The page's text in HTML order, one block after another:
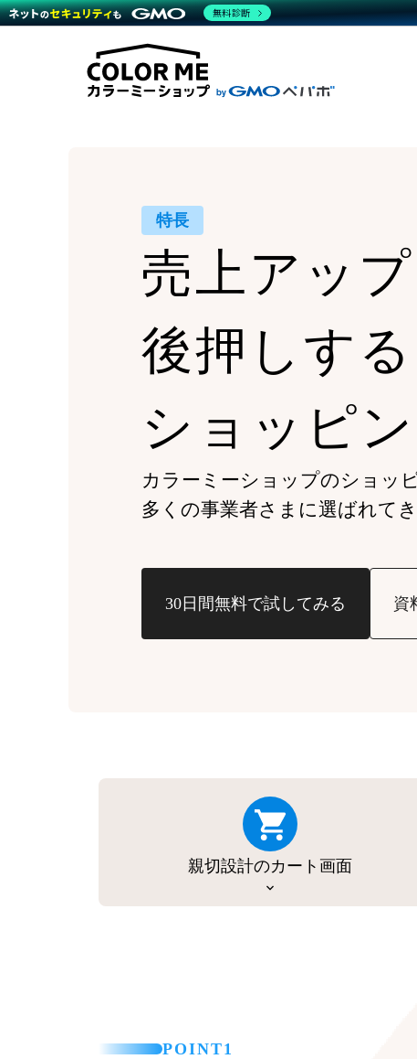
商材一覧を見る
機能一覧を見る
モバ
複数
料金
プラン・料金一覧を見る
事例
運営サポート
サポート一覧を見る
特長
売上アッ
後押しする
ショッピ
カラーミーショップのショッ
多くの事業者さまに選ばれて
30日間無料で試してみる 資
親切設計のカート画面
POINT1
無料診断